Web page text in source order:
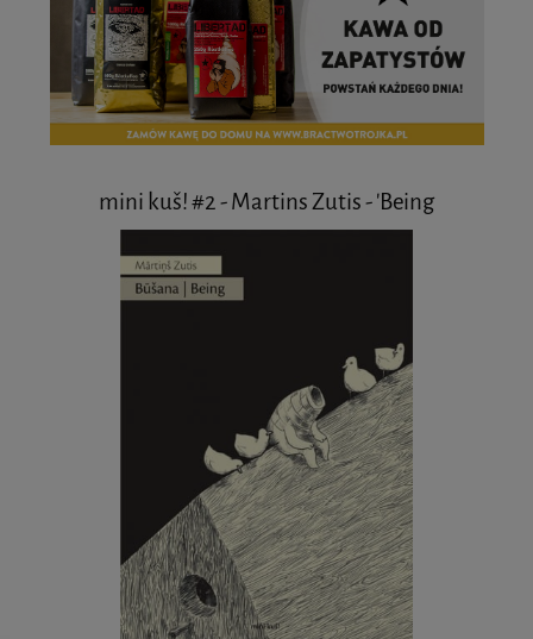
mini kuš! #2 - Martins Zutis - 'Being